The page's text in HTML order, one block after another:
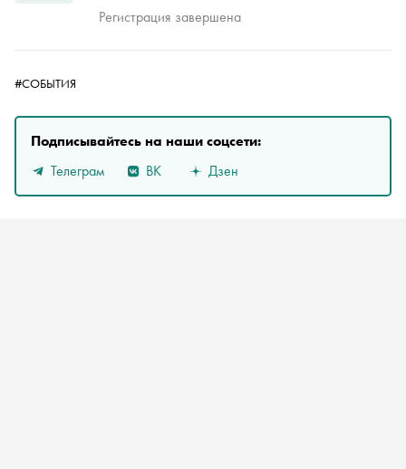
Регистрация завершена
#СОБЫТИЯ
Подписывайтесь на наши соцсети:
Телеграм
ВК Дзен